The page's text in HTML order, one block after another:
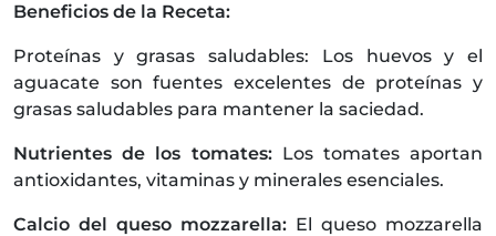
Beneficios de la Receta:
Proteínas y grasas saludables: Los huevos y el
aguacate son fuentes excelentes de proteínas y
grasas saludables para mantener la saciedad.
Nutrientes de los tomates: Los tomates aportan
antioxidantes, vitaminas y minerales esenciales.
Calcio del queso mozzarella: El queso mozzarella